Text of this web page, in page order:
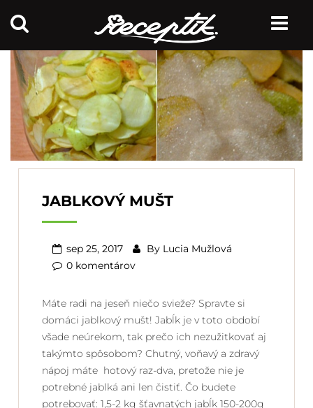
JABLKOVÝ MUŠT
sep 25, 2017 By Lucia Mužlová
0 komentárov
Máte radi na jeseň niečo svieže? Spravte si
domáci jablkový mušt! Jabĺk je v toto období
všade neúrekom, tak prečo ich nezužitkovať aj
takýmto spôsobom? Chutný, voňavý a zdravý
nápoj máte hotový raz-dva, pretože nie je
potrebné jablká ani len čistiť. Čo budete
potrebovať: 1,5-2 kg šťavnatých jabĺk 150-200g